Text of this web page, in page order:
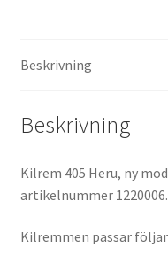
Beskrivning
Beskrivning
Kilrem 405 Heru, ny
artikelnummer 1220006.
Kilremmen passar